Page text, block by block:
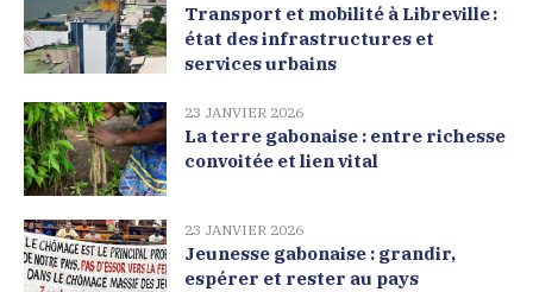
Transport et mobilité à Libreville :
état des infrastructures et
services urbains
23 JANVIER 2026
La terre gabonaise : entre richesse
convoitée et lien vital
23 JANVIER 2026
Jeunesse gabonaise : grandir,
espérer et rester au pays